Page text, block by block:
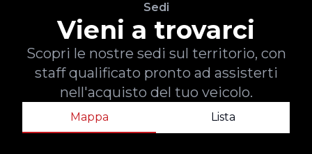
Sedi
Vieni a trovarci
Scopri le nostre sedi sul territorio, con
staff qualificato pronto ad assisterti
nell'acquisto del tuo veicolo.
Mappa Lista